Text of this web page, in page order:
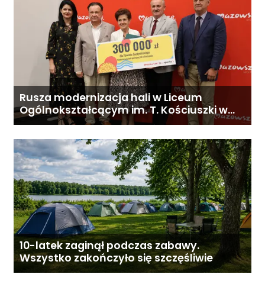
Rusza modernizacja hali w Liceum
Ogólnokształcącym im. T. Kościuszki w
Gostyninie
10-latek zaginął podczas zabawy.
Wszystko zakończyło się szczęśliwie